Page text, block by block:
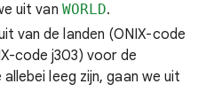
uit van WORLD.
van de landen (ONIX-code
code j303) voor de
leeg zijn, gaan we uit